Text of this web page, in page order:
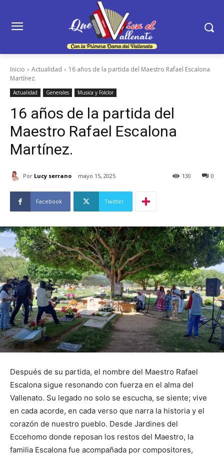
Inicio Actualidad
16 años de la partida del Maestro Rafael Escalona
Martínez.
Actualidad Generales Musica y Folclor
16 años de la partida del
Maestro Rafael Escalona
Martínez.
Por Lucy serrano mayo 15, 2025 0
130
Facebook Twitter
Después de su partida, el nombre del Maestro Rafael
Escalona sigue resonando con fuerza en el alma del
Vallenato. Su legado no solo se escucha, se siente; vive
en cada acorde, en cada verso que narra la historia y el
corazón de nuestro pueblo. Desde Jardines del
Eccehomo donde reposan los restos del Maestro, la
familia Escalona fue acompañada por compositores,